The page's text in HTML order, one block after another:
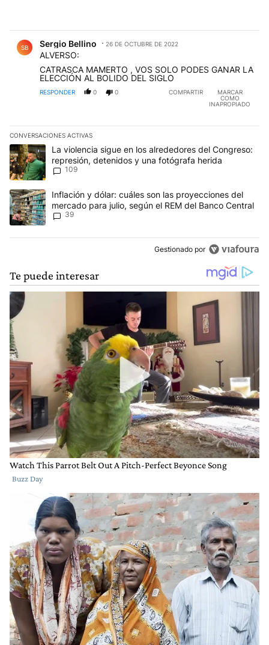
SB Sergio Bellino 26 DE OCTUBRE DE 2022
ALVERSO:
CATRASCA MAMERTO , VOS SOLO PODES GANAR LA
ELECCIÓN AL BOLIDO DEL SIGLO
RESPONDER 0 0 COMPARTIR
MARCAR
COMO
INAPROPIADO
CONVERSACIONES ACTIVAS
Este listado muestra los artículos con más comentarios en los
Un artículo de tendencia con el título "La violencia sigue en los
La violencia sigue en los alrededores del Congreso:
represión, detenidos y una fotógrafa herida
109
Un artículo de tendencia con el título "Inflación y dólar: cuáles
Inflación y dólar: cuáles son las proyecciones del
mercado para julio, según el REM del Banco Central
39
Gestionado por